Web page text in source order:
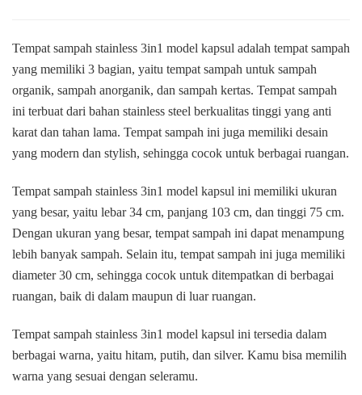
Sampah
Terbaik
Di
Pancoran
Jakarta
Tempat sampah stainless 3in1 model kapsul adalah tempat sampah
yang memiliki 3 bagian, yaitu tempat sampah untuk sampah
organik, sampah anorganik, dan sampah kertas. Tempat sampah
ini terbuat dari bahan stainless steel berkualitas tinggi yang anti
karat dan tahan lama. Tempat sampah ini juga memiliki desain
yang modern dan stylish, sehingga cocok untuk berbagai ruangan.
Tempat sampah stainless 3in1 model kapsul ini memiliki ukuran
yang besar, yaitu lebar 34 cm, panjang 103 cm, dan tinggi 75 cm.
Dengan ukuran yang besar, tempat sampah ini dapat menampung
lebih banyak sampah. Selain itu, tempat sampah ini juga memiliki
diameter 30 cm, sehingga cocok untuk ditempatkan di berbagai
ruangan, baik di dalam maupun di luar ruangan.
Tempat sampah stainless 3in1 model kapsul ini tersedia dalam
berbagai warna, yaitu hitam, putih, dan silver. Kamu bisa memilih
warna yang sesuai dengan seleramu.